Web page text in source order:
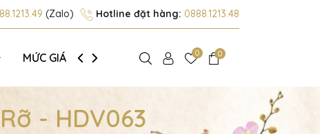
(Zalo) Hotline đặt hàng: 0888.1213.48
MỨC GIÁ GIỚI THIỆU 0 0
- HDV063